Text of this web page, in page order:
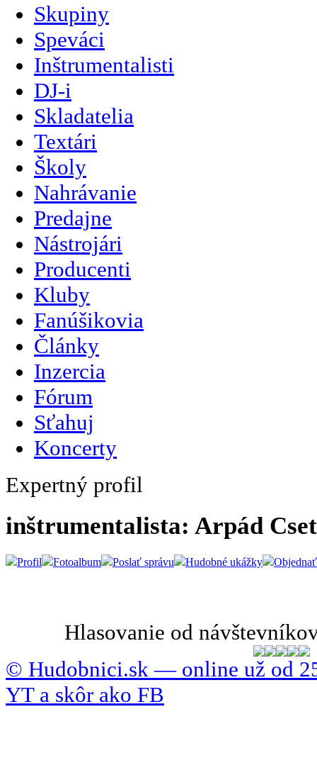
Skupiny
Speváci
Inštrumentalisti
DJ-i
Skladatelia
Textári
Školy
Nahrávanie
Predajne
Nástrojári
Producenti
Kluby
Fanúšikovia
Články
Inzercia
Fórum
Sťahuj
Koncerty
Expertný profil
inštrumentalista: Arpád
Profil Fotoalbum Poslať správu Hudobné ukážky Objednať
Hlasovanie od
© Hudobnici.sk — online už od
YT a skôr ako FB